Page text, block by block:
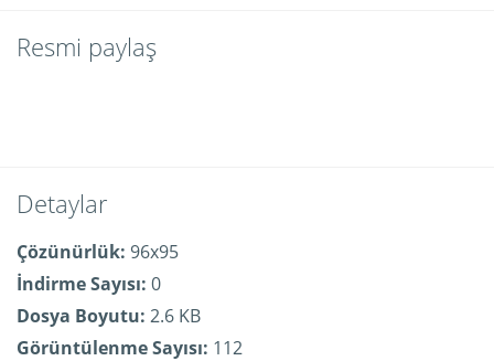
Resmi paylaş
Detaylar
Çözünürlük: 96x95
İndirme Sayısı: 0
Dosya Boyutu: 2.6 KB
Görüntülenme Sayısı: 112